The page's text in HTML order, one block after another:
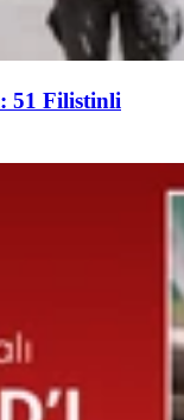
51 Filistinli